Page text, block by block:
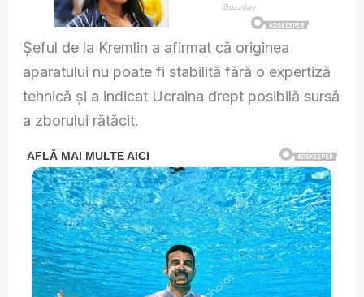
Șeful de la Kremlin a afirmat că originea
aparatului nu poate fi stabilită fără o expertiză
tehnică și a indicat Ucraina drept posibilă sursă
a zborului rătăcit.